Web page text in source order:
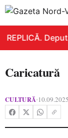
REPLICĂ.
Caricatură
CULTURĂ•